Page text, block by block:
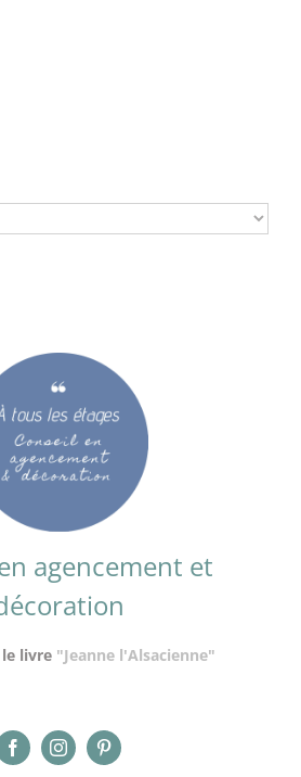
agencement et
livre "Jeanne l'Alsacienne"